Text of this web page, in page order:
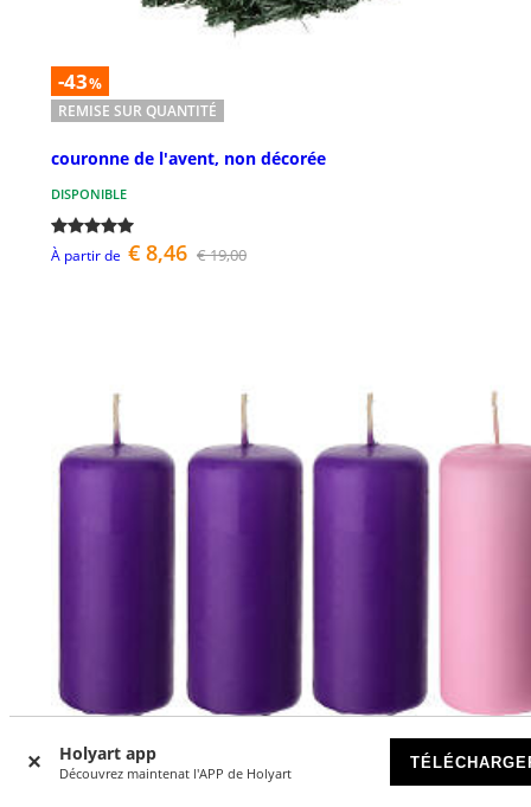
Holyart app
Découvrez maintenat l'APP de Holyart
-43%
REMISE SUR QUANTITÉ
couronne de l'avent, non décorée
DISPONIBLE
À partir de € 8,46 € 19,00